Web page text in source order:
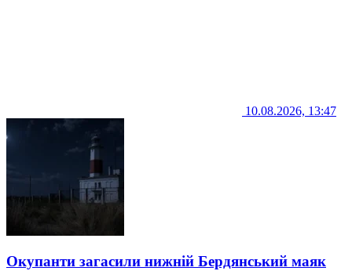
10.08.2026, 13:47
Окупанти загасили нижній Бердянський маяк